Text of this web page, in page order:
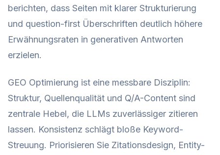
berichten, dass Seiten mit klarer Strukturierung
und question-first Überschriften deutlich höhere
Erwähnungsraten in generativen Antworten
erzielen.
GEO Optimierung ist eine messbare Disziplin:
Struktur, Quellenqualität und Q/A-Content sind
zentrale Hebel, die LLMs zuverlässiger zitieren
lassen. Konsistenz schlägt bloße Keyword-
Streuung. Priorisieren Sie Zitationsdesign, Entity-